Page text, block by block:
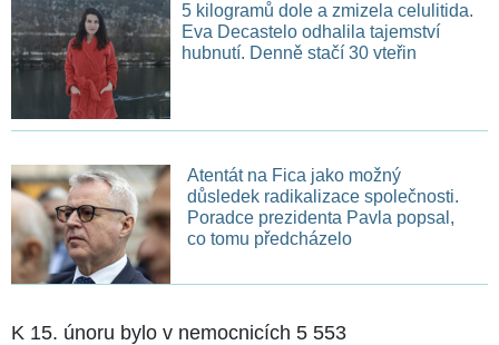
5 kilogramů dole a zmizela celulitida.
Eva Decastelo odhalila tajemství
hubnutí. Denně stačí 30 vteřin
Atentát na Fica jako možný
důsledek radikalizace společnosti.
Poradce prezidenta Pavla popsal,
co tomu předcházelo
K 15. únoru bylo v nemocnicích 5 553